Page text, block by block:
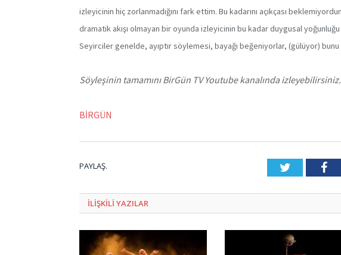
izleyicinin hiç zorlanmadığını fark ettim. Bu kadarını açıkçası
dramatik akışı olmayan bir oyunda izleyicinin bu kadar duygusal
Seyirciler genelde, ayıptır söylemesi, bayağı beğeniyorlar, (gülüyor)
Söyleşinin tamamını BirGün TV Youtube kanalında izleyebilirsiniz.
BİRGÜN
PAYLAŞ. Twitter
ILIŞKILI YAZILAR